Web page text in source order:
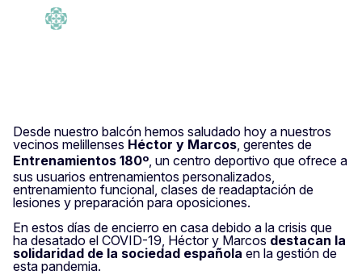
timp
Desde nuestro balcón hemos saludado hoy a nuestros
vecinos melillenses Héctor y Marcos, gerentes de
Entrenamientos 180º, un centro deportivo que ofrece a
sus usuarios entrenamientos personalizados,
entrenamiento funcional, clases de readaptación de
lesiones y preparación para oposiciones.
En estos días de encierro en casa debido a la crisis que
ha desatado el COVID-19, Héctor y Marcos destacan la
solidaridad de la sociedad española en la gestión de
esta pandemia.